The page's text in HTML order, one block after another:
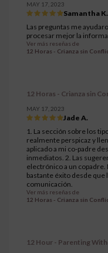
MAY 17, 2023
Samantha K.
Las preguntas me
procesar mejor la
Ver más reseñas de
12 Horas - Crianza sin
12 Horas - Crianza sin
MAY 17, 2023
Jade A.
1. La sección sobre los
realmente perspicaz y
aplicado a mi co-padre
inmediatos. 2. Las
electrónico a un
bastante éxito desde que
comunicación.
Ver más reseñas de
12 Horas - Crianza sin
12 Hour - Parenting